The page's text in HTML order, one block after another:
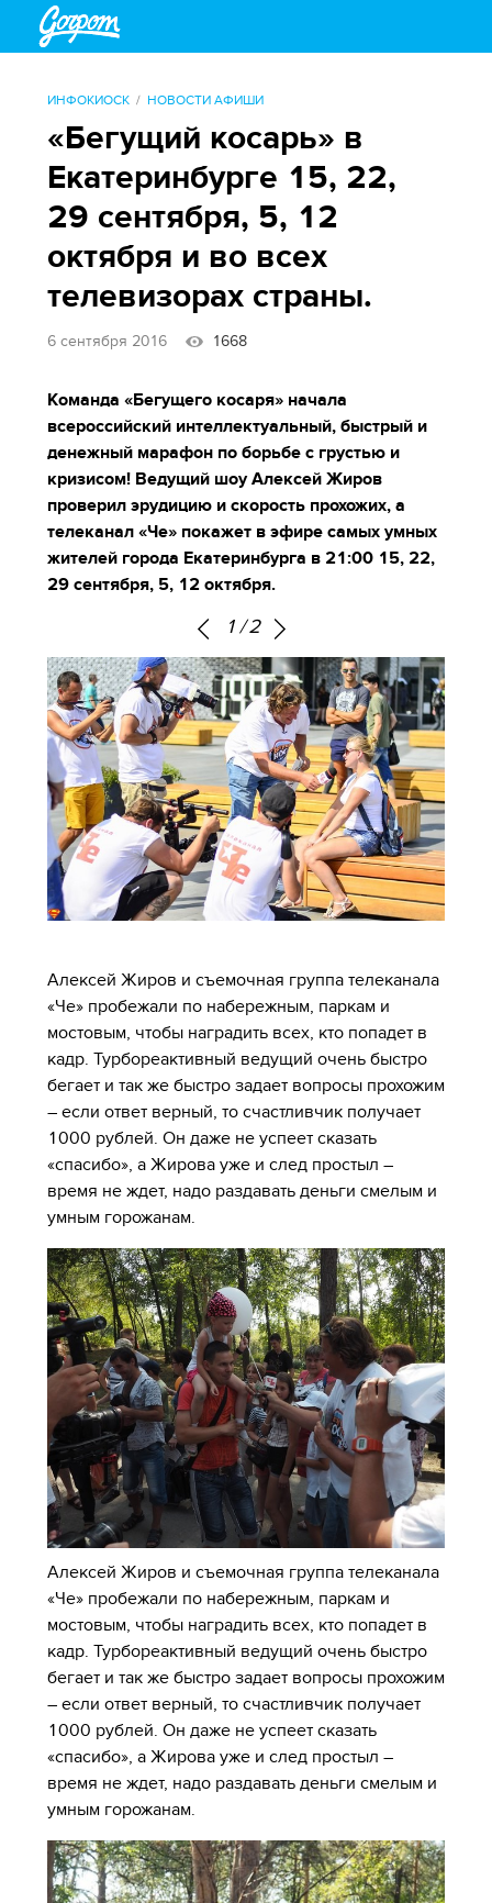
ИНФОКИОСК НОВОСТИ АФИШИ
«Бегущий косарь» в
Екатеринбурге 15, 22,
29 сентября, 5, 12
октября и во всех
телевизорах страны.
6 сентября 2016 1668
Команда «Бегущего косаря» начала
всероссийский интеллектуальный, быстрый и
денежный марафон по борьбе с грустью и
кризисом! Ведущий шоу Алексей Жиров
проверил эрудицию и скорость прохожих, а
телеканал «Че» покажет в эфире самых умных
жителей города Екатеринбурга в 21:00 15, 22,
29 сентября, 5, 12 октября.
1/2
Алексей Жиров и съемочная группа телеканала
«Че» пробежали по набережным, паркам и
мостовым, чтобы наградить всех, кто попадет в
кадр. Турбореактивный ведущий очень быстро
бегает и так же быстро задает вопросы прохожим
– если ответ верный, то счастливчик получает
1000 рублей. Он даже не успеет сказать
«спасибо», а Жирова уже и след простыл –
время не ждет, надо раздавать деньги смелым и
умным горожанам.
Алексей Жиров и съемочная группа телеканала
«Че» пробежали по набережным, паркам и
мостовым, чтобы наградить всех, кто попадет в
кадр. Турбореактивный ведущий очень быстро
бегает и так же быстро задает вопросы прохожим
– если ответ верный, то счастливчик получает
1000 рублей. Он даже не успеет сказать
«спасибо», а Жирова уже и след простыл –
время не ждет, надо раздавать деньги смелым и
умным горожанам.